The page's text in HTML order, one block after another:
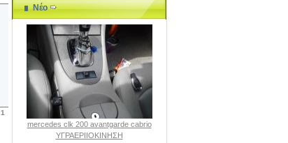
1
Νέο
mercedes clk 200 avantgarde cabrio
ΥΓΡΑΕΡΙΙΟΚΙΝΗΣΗ